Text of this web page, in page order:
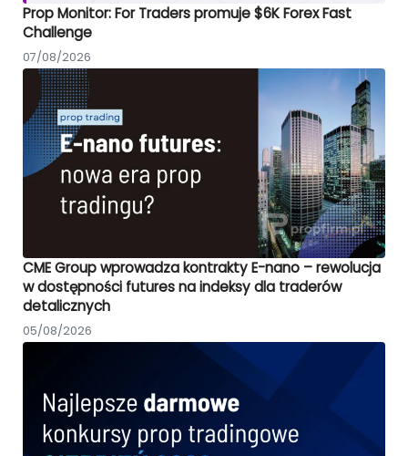
Prop Monitor: For Traders promuje $6K Forex Fast
Challenge
07/08/2026
CME Group wprowadza kontrakty E-nano – rewolucja
w dostępności futures na indeksy dla traderów
detalicznych
05/08/2026